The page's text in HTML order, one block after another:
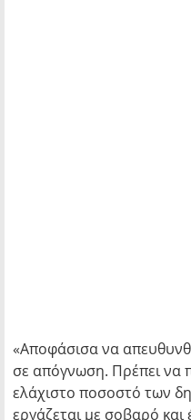
«Αποφάσισα να
σε απόγνωση. Πρέπει να
ελάχιστο ποσοστό των
εργάζεται με σοβαρό και